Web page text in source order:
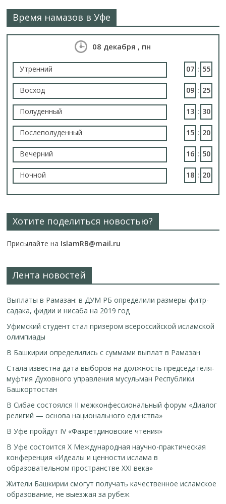
Время намазов в Уфе
08 декабря , пн
Утренний 07 : 55
Восход 09 : 25
Полуденный 13 : 30
Послеполуденный 15 : 20
Вечерний 16 : 50
Ночной 18 : 20
Хотите поделиться новостью?
Присылайте на IslamRB@mail.ru
Лента новостей
Выплаты в Рамазан: в ДУМ РБ определили размеры фитр-
садака, фидии и нисаба на 2019 год
Уфимский студент стал призером всероссийской исламской
олимпиады
В Башкирии определились с суммами выплат в Рамазан
Стала известна дата выборов на должность председателя-
муфтия Духовного управления мусульман Республики
Башкортостан
В Сибае состоялся II межконфессиональный форум «Диалог
религий — основа национального единства»
В Уфе пройдут IV «Фахретдиновские чтения»
В Уфе состоится Х Международная научно-практическая
конференция «Идеалы и ценности ислама в
образовательном пространстве XXI века»
Жители Башкирии смогут получать качественное исламское
образование, не выезжая за рубеж